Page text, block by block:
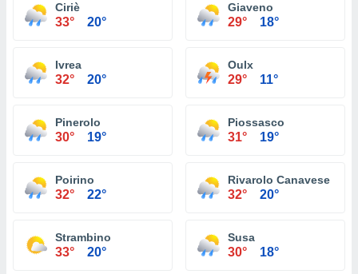
Ciriè
33° 20°
Giaveno
29° 18°
Ivrea
32° 20°
Oulx
29° 11°
Pinerolo
30° 19°
Piossasco
31° 19°
Poirino
32° 22°
Rivarolo Canavese
32° 20°
Strambino
33° 20°
Susa
30° 18°